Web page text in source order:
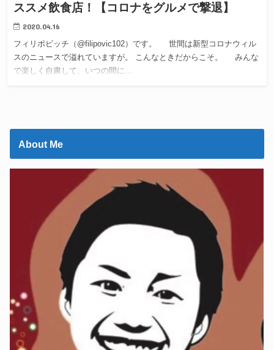
ススメ飲食店！【コロナをグルメで撃退】
2020.04.16
フィリポビッチ（@filipovic102）です。 世間は新型コロナウィル
スのニュースで溢れていますが。 こんなときだからこそ。 みんな
で楽しく自粛して、いつの間に…
About Me